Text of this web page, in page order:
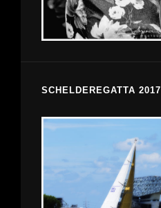
SCHELDEREGATTA 2017